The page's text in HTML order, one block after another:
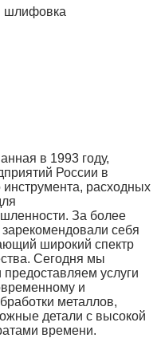
шлифовка
в 1993 году,
России в
расходных
За более
себя
широкий спектр
Сегодня мы
услуги
и
металлов,
детали с высокой
времени.